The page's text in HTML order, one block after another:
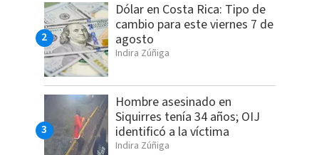
Dólar en Costa Rica: Tipo de
cambio para este viernes 7 de
agosto
Indira Zúñiga
Hombre asesinado en
Siquirres tenía 34 años; OIJ
identificó a la víctima
Indira Zúñiga